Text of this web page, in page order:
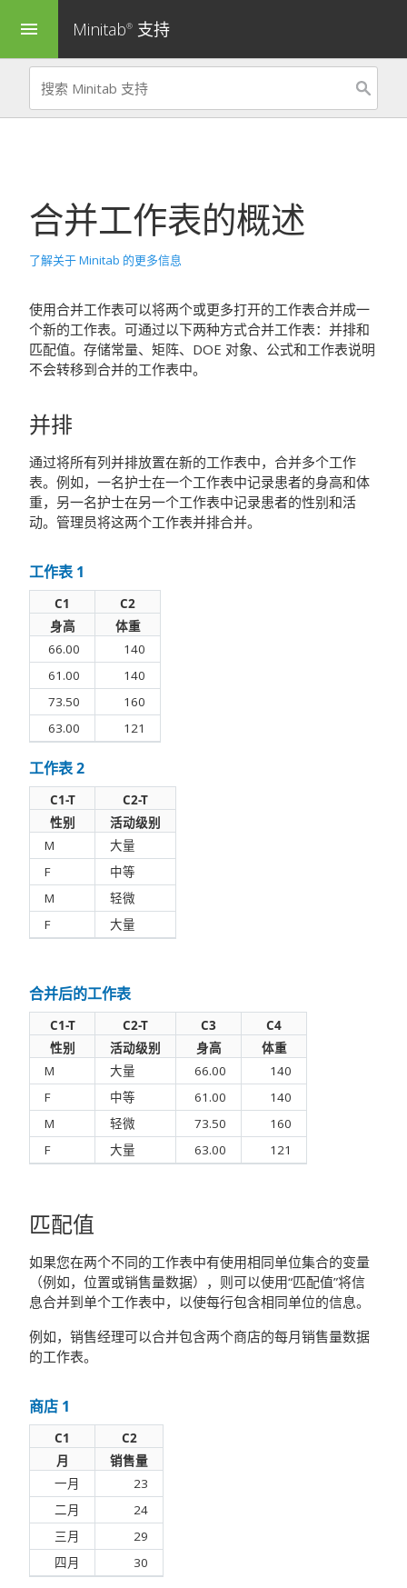
menu Minitab® 支持
合并工作表的概述
了解关于 Minitab 的更多信息
使用合并工作表可以将两个或更多打开的工作表合并成一
个新的工作表。可通过以下两种方式合并工作表：并排和
匹配值。存储常量、矩阵、DOE 对象、公式和工作表说明
不会转移到合并的工作表中。
并排
通过将所有列并排放置在新的工作表中，合并多个工作
表。例如，一名护士在一个工作表中记录患者的身高和体
重，另一名护士在另一个工作表中记录患者的性别和活
动。管理员将这两个工作表并排合并。
工作表 1
C1
C2
身高
体重
66.00
140
61.00
140
73.50
160
63.00
121
工作表 2
C1-T
C2-T
性别
活动级别
M
大量
F
中等
M
轻微
F
大量
合并后的工作表
C1-T C2-T C3
C4
性别
活动级别 身高
体重
M
大量 66.00
140
F
中等 61.00
140
M
轻微 73.50
160
F
大量 63.00 121
匹配值
如果您在两个不同的工作表中有使用相同单位集合的变量
（例如，位置或销售量数据），则可以使用“匹配值”将信
息合并到单个工作表中，以使每行包含相同单位的信息。
例如，销售经理可以合并包含两个商店的每月销售量数据
的工作表。
商店 1
C1
C2
月
销售量
一月
23
二月
24
三月
29
四月
30